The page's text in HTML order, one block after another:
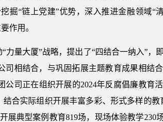
掘“链上党建”优势，深入推进金融领域“
作用。
量大厦”战略，提出了“四结合一纳入”，
相结合，与巩固拓展主题教育成果相结
司正在组织开展的2024年反腐倡廉教育
合实际组织开展丰富多彩、形式多样的教
典型案例教育819场，现场体验教学230